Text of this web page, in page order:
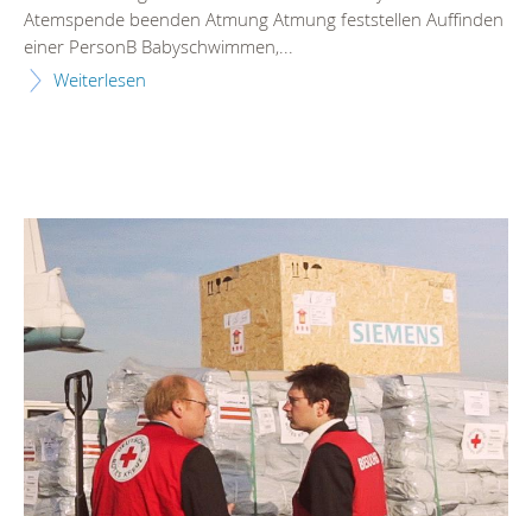
Atemspende beenden Atmung Atmung feststellen Auffinden
einer PersonB Babyschwimmen,...
Weiterlesen